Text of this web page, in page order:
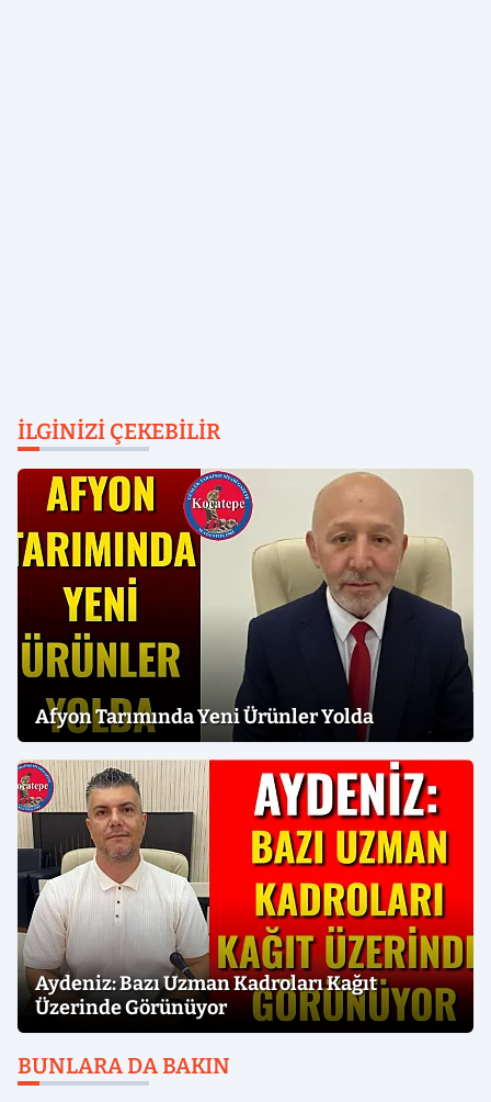
İLGINIZI ÇEKEBILIR
Afyon Tarımında Yeni Ürünler Yolda
Aydeniz: Bazı Uzman Kadroları Kağıt
Üzerinde Görünüyor
BUNLARA DA BAKIN